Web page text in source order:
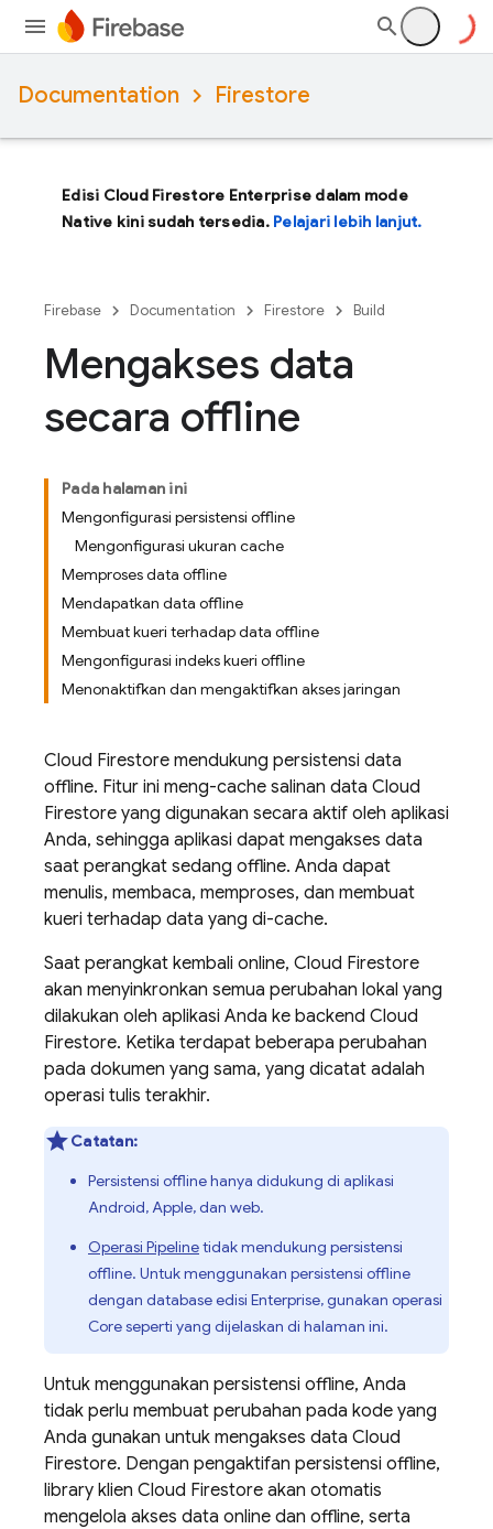
Documentation Firestore
Edisi Cloud Firestore Enterprise dalam mode
Native kini sudah tersedia. Pelajari lebih lanjut.
Firebase Documentation Firestore Build
Mengakses data
secara offline
Pada halaman ini
Mengonfigurasi persistensi offline
Mengonfigurasi ukuran cache
Memproses data offline
Mendapatkan data offline
Membuat kueri terhadap data offline
Mengonfigurasi indeks kueri offline
Menonaktifkan dan mengaktifkan akses jaringan
Cloud Firestore mendukung persistensi data
offline. Fitur ini meng-cache salinan data Cloud
Firestore yang digunakan secara aktif oleh aplikasi
Anda, sehingga aplikasi dapat mengakses data
saat perangkat sedang offline. Anda dapat
menulis, membaca, memproses, dan membuat
kueri terhadap data yang di-cache.
Saat perangkat kembali online, Cloud Firestore
akan menyinkronkan semua perubahan lokal yang
dilakukan oleh aplikasi Anda ke backend Cloud
Firestore. Ketika terdapat beberapa perubahan
pada dokumen yang sama, yang dicatat adalah
operasi tulis terakhir.
Catatan:
Persistensi offline hanya didukung di aplikasi
Android, Apple, dan web.
Operasi Pipelinetidak mendukung persistensi
offline. Untuk menggunakan persistensi offline
dengan database edisi Enterprise, gunakan operasi
Core seperti yang dijelaskan di halaman ini.
Untuk menggunakan persistensi offline, Anda
tidak perlu membuat perubahan pada kode yang
Anda gunakan untuk mengakses data Cloud
Firestore. Dengan pengaktifan persistensi offline,
library klien Cloud Firestore akan otomatis
mengelola akses data online dan offline, serta